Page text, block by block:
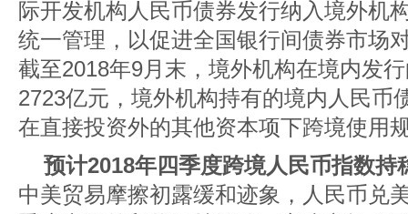
际开发机构人民币债券发行纳入境外机
统一管理，以促进全国银行间债券市场
截至2018年9月末，境外机构在境内发
2723亿元，境外机构持有的境内人民币
在直接投资外的其他资本项下跨境使用
预计2018年四季度跨境人民币指数持
中美贸易摩擦初露缓和迹象，人民币兑